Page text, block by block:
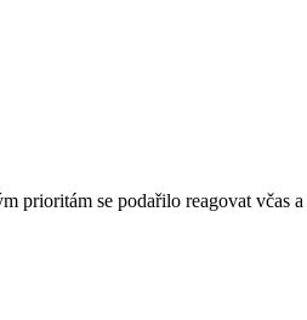
prioritám se podařilo reagovat včas